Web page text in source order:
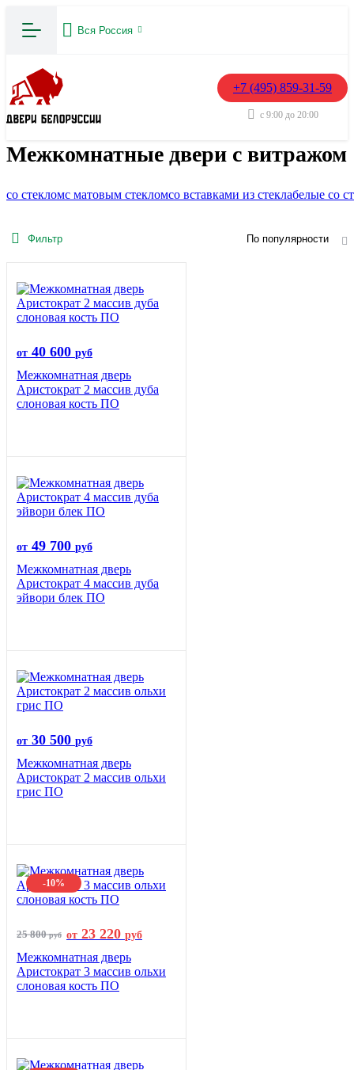
Вся Россия
+7 (495) 859-31-59
с 9:00 до 20:00
Межкомнатные двери с витражом
со стекломс матовым стекломсо вставками из стеклабелые со
Фильтр По популярности
от 40 600 руб
Межкомнатная дверь
Аристократ 2 массив дуба
слоновая кость ПО
от 49 700 руб
Межкомнатная дверь
Аристократ 4 массив дуба
эйвори блек ПО
от 30 500 руб
Межкомнатная дверь
Аристократ 2 массив ольхи
грис ПО
-10%
25 800руб от 23 220 руб
Межкомнатная дверь
Аристократ 3 массив ольхи
слоновая кость ПО